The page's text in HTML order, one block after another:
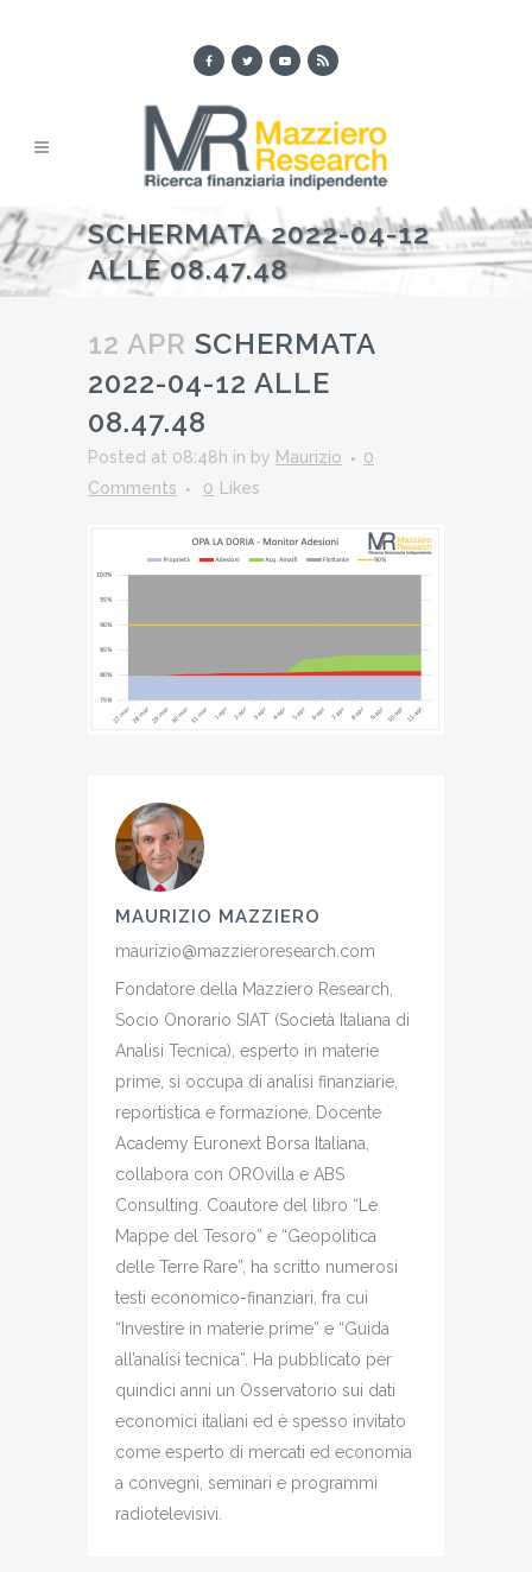
SCHERMATA 2022-04-12
ALLE 08.47.48
12 APR SCHERMATA
2022-04-12 ALLE
08.47.48
Posted at 08:48h in by Maurizio
0
Comments
0 Likes
MAURIZIO MAZZIERO
maurizio@mazzieroresearch.com
Fondatore della Mazziero Research,
Socio Onorario SIAT (Società Italiana di
Analisi Tecnica), esperto in materie
prime, si occupa di analisi finanziarie,
reportistica e formazione. Docente
Academy Euronext Borsa Italiana,
collabora con OROvilla e ABS
Consulting. Coautore del libro “Le
Mappe del Tesoro” e “Geopolitica
delle Terre Rare”, ha scritto numerosi
testi economico-finanziari, fra cui
“Investire in materie prime” e “Guida
all’analisi tecnica”. Ha pubblicato per
quindici anni un Osservatorio sui dati
economici italiani ed è spesso invitato
come esperto di mercati ed economia
a convegni, seminari e programmi
radiotelevisivi.